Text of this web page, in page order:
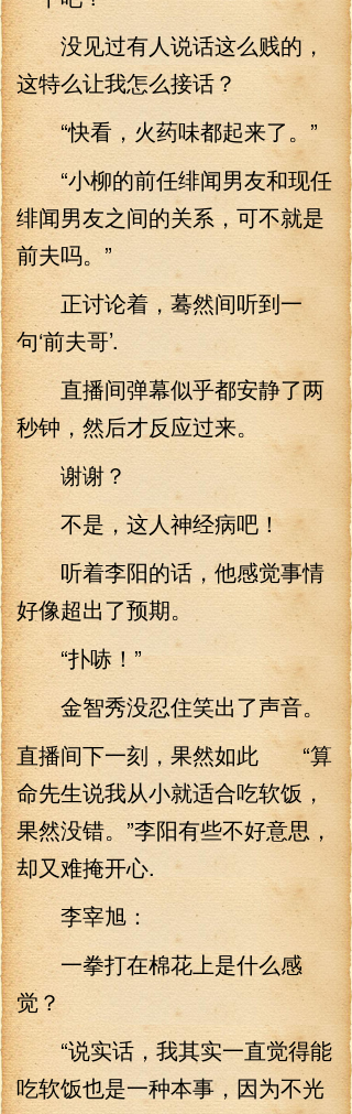
没见过有人说话这么贱的，
这特么让我怎么接话？
“快看，火药味都起来了。”
“小柳的前任绯闻男友和现任
绯闻男友之间的关系，可不就是
前夫吗。”
正讨论着，蓦然间听到一
句‘前夫哥’.
直播间弹幕似乎都安静了两
秒钟，然后才反应过来。
谢谢？
不是，这人神经病吧！
听着李阳的话，他感觉事情
好像超出了预期。
“扑哧！”
金智秀没忍住笑出了声音。
直播间下一刻，果然如此 “算
命先生说我从小就适合吃软饭，
果然没错。”李阳有些不好意思，
却又难掩开心.
李宰旭：
一拳打在棉花上是什么感
觉？
“说实话，我其实一直觉得能
吃软饭也是一种本事，因为不光